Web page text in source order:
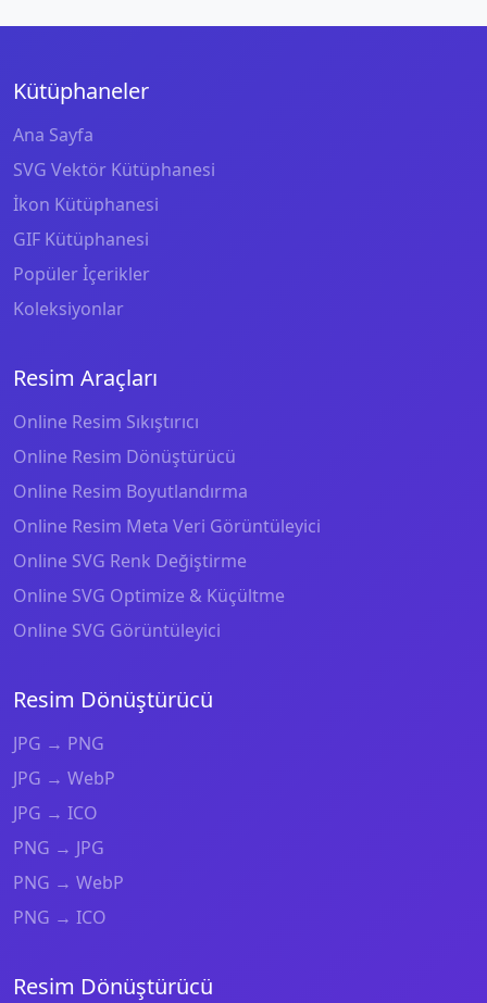
Kütüphaneler
Ana Sayfa
SVG Vektör Kütüphanesi
İkon Kütüphanesi
GIF Kütüphanesi
Popüler İçerikler
Koleksiyonlar
Resim Araçları
Online Resim Sıkıştırıcı
Online Resim Dönüştürücü
Online Resim Boyutlandırma
Online Resim Meta Veri Görüntüleyici
Online SVG Renk Değiştirme
Online SVG Optimize & Küçültme
Online SVG Görüntüleyici
Resim Dönüştürücü
JPG → PNG
JPG → WebP
JPG → ICO
PNG → JPG
PNG → WebP
PNG → ICO
Resim Dönüştürücü